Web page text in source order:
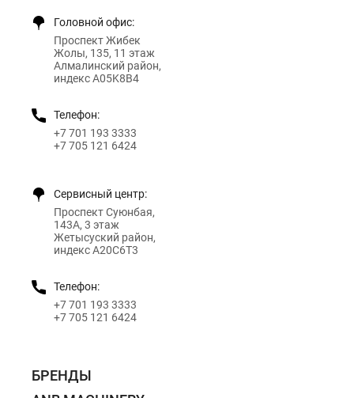
Головной офис:
Проспект Жибек
Жолы, 135, 11 этаж
Алмалинский район,
индекс A05K8B4
Телефон:
+7 701 193 3333
+7 705 121 6424
Сервисный центр:
Проспект Суюнбая,
143А, 3 этаж
Жетысуский район,
индекс A20C6T3
Телефон:
+7 701 193 3333
+7 705 121 6424
БРЕНДЫ